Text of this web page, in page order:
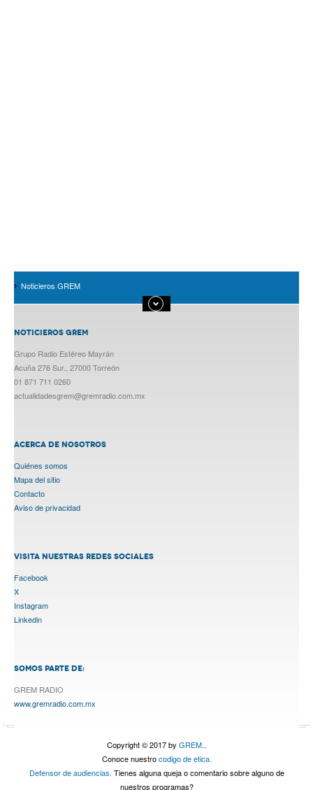
Noticieros GREM
NOTICIEROS GREM
Grupo Radio Estéreo Mayrán
Acuña 276 Sur., 27000 Torreón
01 871 711 0260
actualidadesgrem@gremradio.com.mx
ACERCA DE NOSOTROS
Quiénes somos
Mapa del sitio
Contacto
Aviso de privacidad
VISITA NUESTRAS REDES SOCIALES
Facebook
X
Instagram
Linkedin
SOMOS PARTE DE:
GREM RADIO
www.gremradio.com.mx
Copyright © 2017 by GREM..
Conoce nuestrocodigo de etica.
Defensor de audiencias. Tienes alguna queja o comentario sobre alguno de
nuestros programas?